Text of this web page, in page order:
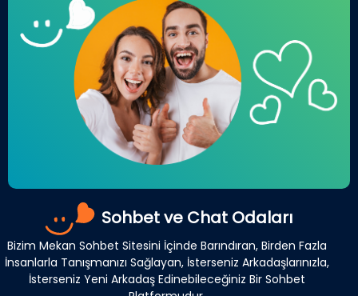
Sohbet ve Chat Odaları
Bizim Mekan Sohbet Sitesini İçinde Barındıran, Birden Fazla
İnsanlarla Tanışmanızı Sağlayan, İsterseniz Arkadaşlarınızla,
İsterseniz Yeni Arkadaş Edinebileceğiniz Bir Sohbet